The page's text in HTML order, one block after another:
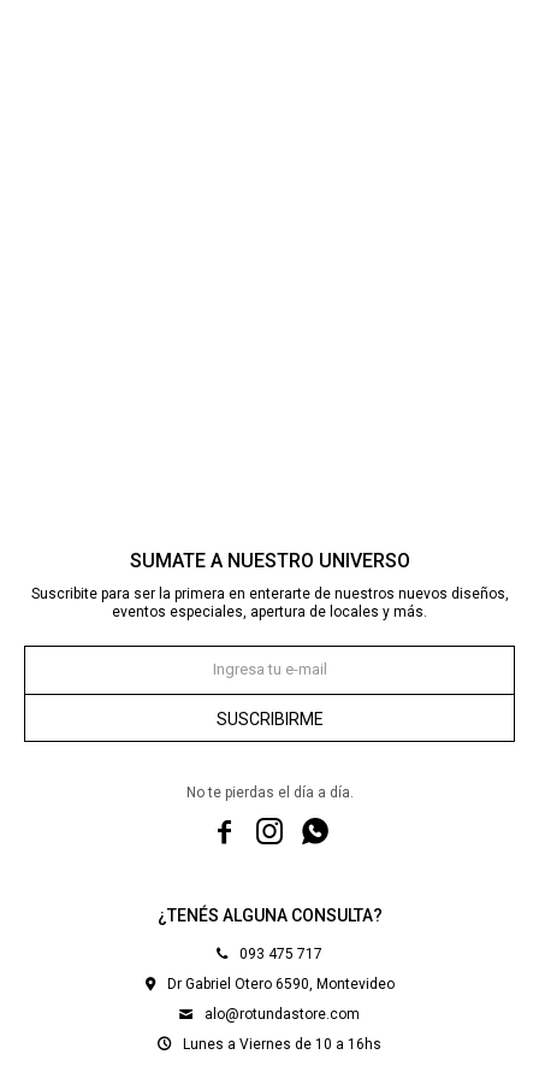
¿TENÉS ALGUNA CONSULTA?
093 475 717
Dr Gabriel Otero 6590, Montevideo
alo@rotundastore.com
Lunes a Viernes de 10 a 16hs
SUMATE A NUESTRO UNIVERSO
Suscribite para ser la primera en enterarte de nuestros nuevos diseños,
eventos especiales, apertura de locales y más.
SUSCRIBIRME
No te pierdas el día a día.
  